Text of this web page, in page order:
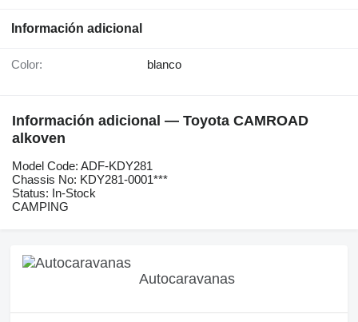
Información adicional
Color: blanco
Información adicional — Toyota CAMROAD
alkoven
Model Code: ADF-KDY281
Chassis No: KDY281-0001***
Status: In-Stock
CAMPING
Autocaravanas